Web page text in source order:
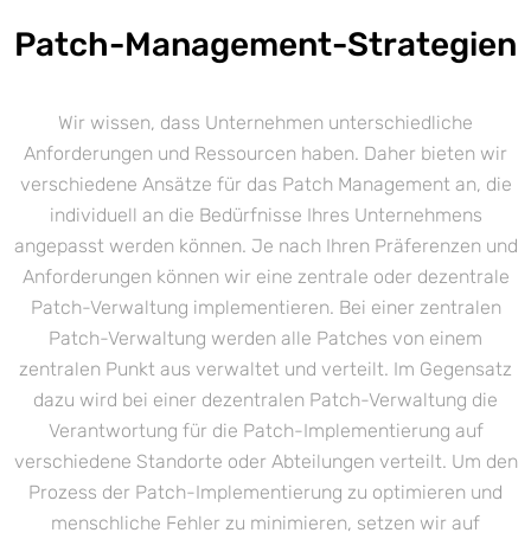
Patch-Management-Strategien
Wir wissen, dass Unternehmen unterschiedliche
Anforderungen und Ressourcen haben. Daher bieten wir
verschiedene Ansätze für das Patch Management an, die
individuell an die Bedürfnisse Ihres Unternehmens
angepasst werden können. Je nach Ihren Präferenzen und
Anforderungen können wir eine zentrale oder dezentrale
Patch-Verwaltung implementieren. Bei einer zentralen
Patch-Verwaltung werden alle Patches von einem
zentralen Punkt aus verwaltet und verteilt. Im Gegensatz
dazu wird bei einer dezentralen Patch-Verwaltung die
Verantwortung für die Patch-Implementierung auf
verschiedene Standorte oder Abteilungen verteilt. Um den
Prozess der Patch-Implementierung zu optimieren und
menschliche Fehler zu minimieren, setzen wir auf